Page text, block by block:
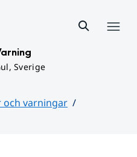
Sverige
och varningar